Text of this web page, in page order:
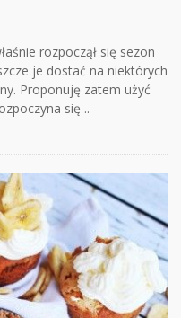
rozpoczął się sezon
je dostać na niektórych
Proponuję zatem użyć
się ..